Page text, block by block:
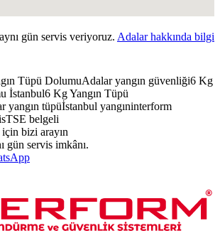
gün servis veriyoruz. Adalarhakkında bilgi
Tüpü DolumuAdalar yangın güvenliği6 Kg
İstanbul6 Kg Yangın Tüpü
yangın tüpüİstanbul yangıninterform
TSE belgeli
bizi arayın
gün servis imkânı.